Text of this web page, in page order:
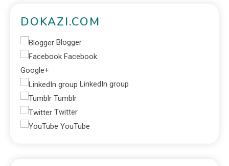
DOKAZI.COM
Blogger
Facebook
Google+
LinkedIn group
Tumblr
Twitter
YouTube